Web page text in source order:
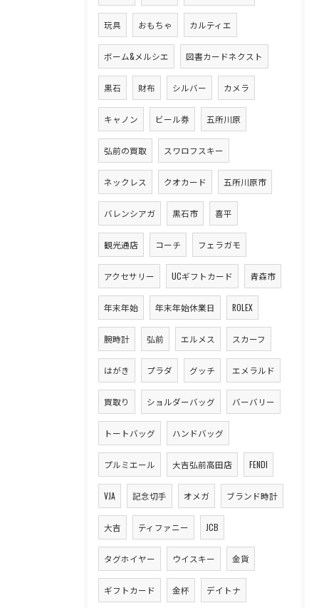
玩具 おもちゃ カルティエ
ボーム&メルシエ 図書カードネクスト
黒石 財布 シルバー カメラ
キャノン ビール券 五所川原
弘前の買取 スワロフスキー
ネックレス クオカード 五所川原市
バレンシアガ 黒石市 喜平
観光通店 コーチ フェラガモ
アクセサリー UCギフトカード 青森市
年末年始 年末年始休業日 ROLEX
腕時計 弘前 エルメス スカーフ
はがき プラダ グッチ エメラルド
買取り ショルダーバッグ バーバリー
トートバッグ ハンドバッグ
プルミエール 大吉弘前高田店 FENDI
VJA 記念切手 オメガ ブランド時計
大吉 ティファニー JCB
タグホイヤー ウイスキー 金貨
ギフトカード 金杯 デイトナ